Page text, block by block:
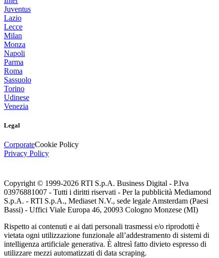
Juventus
Lazio
Lecce
Milan
Monza
Napoli
Parma
Roma
Sassuolo
Torino
Udinese
Venezia
Legal
CorporateCookie Policy
Privacy Policy
Copyright © 1999-2026 RTI S.p.A. Business Digital - P.Iva
03976881007 - Tutti i diritti riservati - Per la pubblicità Mediamond
S.p.A. - RTI S.p.A., Mediaset N.V., sede legale Amsterdam (Paesi
Bassi) - Uffici Viale Europa 46, 20093 Cologno Monzese (MI)
Rispetto ai contenuti e ai dati personali trasmessi e/o riprodotti è
vietata ogni utilizzazione funzionale all’addestramento di sistemi di
intelligenza artificiale generativa. È altresì fatto divieto espresso di
utilizzare mezzi automatizzati di data scraping.